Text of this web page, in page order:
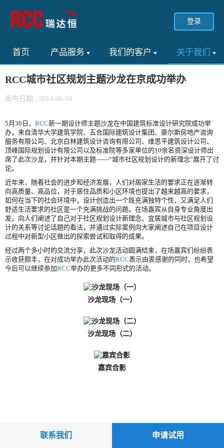
登录
首页 产品服务 我们的客户 关于我们
RCC城市社区规划主题沙龙在京成功举办
发布日期 : 2014-06-04
5月30日， RCC新一期设计师主题沙龙在中国建筑标准设计研究院成功举
办，来自清华大学建筑学院、五合国际建筑设计集团、豪尔斯房地产咨询
服务有限公司、北京白林建筑设计咨询有限公司、维思平建筑设计公司、
顶峰国际规划设计有限公司以及标准院等多家单位的10余名资深设计师出
席了此次沙龙，并针对本期主题——“城市社区规划设计的新理念”展开了讨
论。
近年来，随着社会的进步和经济发展，人们对居家生活的要求正在逐渐转
向高质量、高品位，对于居住品质和小区环境也提出了越来越高的要求，
如何在当下的社会环境中，设计创造出一个既充满独特个性，又满足人们
舒适生活要求的社区是一个充满挑战的问题。在场嘉宾从自身专业角度出
发，向人们阐述了自己对于社区规划设计新理念、宜居城市与社区规划设
计的关系等讨论话题的看法，并通过实际案例向大家阐述自己在项目设计
过程中对新型小区做出的探索尝试和取得的成果。
经过两个多小时的交流分享，此次沙龙活动圆满结束，在场嘉宾们纷纷表
示收获颇丰，在对成功举办此次活动的RCC表示由衷感谢的同时，也希望
今后可以继续参加RCC举办的更多不同形式的活动。
沙龙现场（一）
沙龙现场（二）
嘉宾合影
联系我们 申请试用